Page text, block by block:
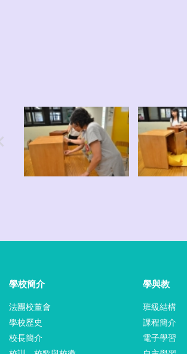
學校簡介
法團校董會
學校歷史
校長簡介
學與教
班級結構
課程簡介
電子學習